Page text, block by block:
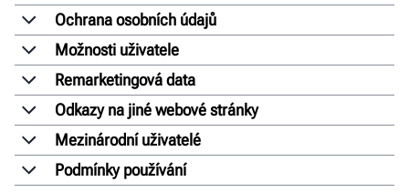
Ochrana osobních údajů
Možnosti uživatele
Remarketingová data
Odkazy na jiné webové stránky
Mezinárodní uživatelé
Podmínky používání